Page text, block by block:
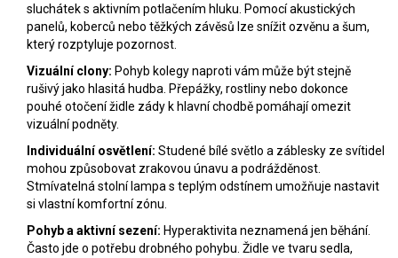
sluchátek s aktivním potlačením hluku. Pomocí akustických
panelů, koberců nebo těžkých závěsů lze snížit ozvěnu a šum,
který rozptyluje pozornost.
Vizuální clony: Pohyb kolegy naproti vám může být stejně
rušivý jako hlasitá hudba. Přepážky, rostliny nebo dokonce
pouhé otočení židle zády k hlavní chodbě pomáhají omezit
vizuální podněty.
Individuální osvětlení: Studené bílé světlo a záblesky ze svítidel
mohou způsobovat zrakovou únavu a podrážděnost.
Stmívatelná stolní lampa s teplým odstínem umožňuje nastavit
si vlastní komfortní zónu.
Pohyb a aktivní sezení: Hyperaktivita neznamená jen běhání.
Často jde o potřebu drobného pohybu. Židle ve tvaru sedla,